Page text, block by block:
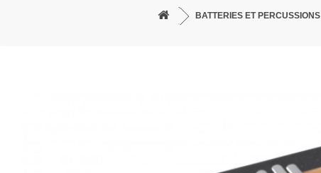
BATTERIES ET PERCUSSIONS